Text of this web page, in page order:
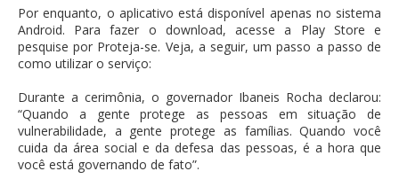
Por enquanto, o aplicativo está disponível apenas no sistema
Android. Para fazer o download, acesse a Play Store e
pesquise por Proteja-se. Veja, a seguir, um passo a passo de
como utilizar o serviço:
Durante a cerimônia, o governador Ibaneis Rocha declarou:
“Quando a gente protege as pessoas em situação de
vulnerabilidade, a gente protege as famílias. Quando você
cuida da área social e da defesa das pessoas, é a hora que
você está governando de fato”.